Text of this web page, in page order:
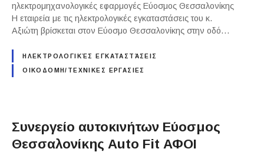
ηλεκτρομηχανολογικές εφαρμογές Εύοσμος Θεσσαλονίκης
Η εταιρεία με τις ηλεκτρολογικές εγκαταστάσεις του κ.
Αξιώτη βρίσκεται στον Εύοσμο Θεσσαλονίκης στην οδό…
ΗΛΕΚΤΡΟΛΟΓΙΚΈΣ ΕΓΚΑΤΑΣΤΆΣΕΙΣ
ΟΙΚΟΔΟΜΗ/ΤΕΧΝΙΚΕΣ ΕΡΓΑΣΙΕΣ
Συνεργείο αυτοκινήτων Εύοσμος
Θεσσαλονίκης Auto Fit ΑΦΟΙ